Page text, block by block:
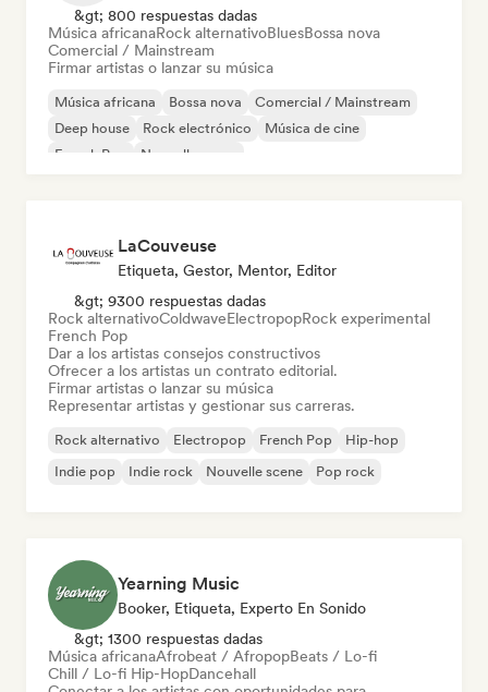
&gt; 800 respuestas dadas
Música africanaRock alternativoBluesBossa nova
Comercial / Mainstream
Firmar artistas o lanzar su música
Música africana Bossa nova
Comercial / Mainstream
Deep house
Rock electrónico
Música de cine
French Pop
Nouvelle scene
LaCouveuse
Etiqueta, Gestor, Mentor, Editor
&gt; 9300 respuestas dadas
Rock alternativoColdwaveElectropopRock experimental
French Pop
Dar a los artistas consejos constructivos
Ofrecer a los artistas un contrato editorial.
Firmar artistas o lanzar su música
Representar artistas y gestionar sus carreras.
Rock alternativo Electropop French Pop
Hip-hop
Indie pop
Indie rock Nouvelle scene Pop rock
Yearning Music
Booker, Etiqueta, Experto En Sonido
&gt; 1300 respuestas dadas
Música africanaAfrobeat / AfropopBeats / Lo-fi
Chill / Lo-fi Hip-HopDancehall